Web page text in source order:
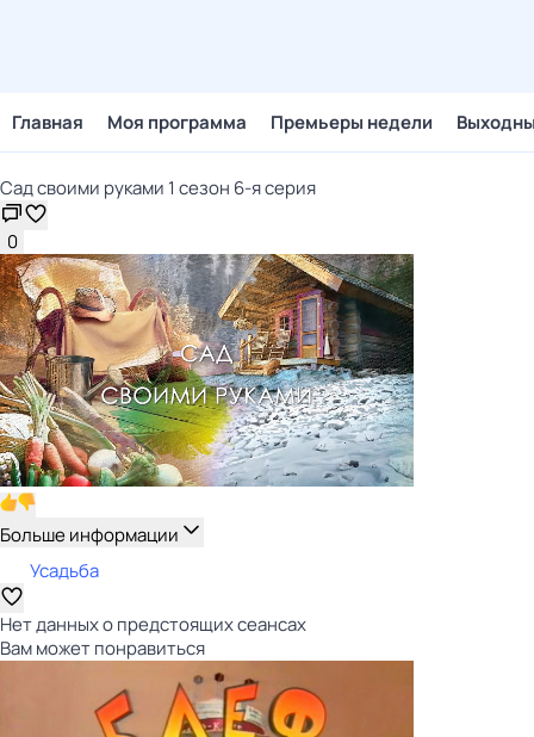
Главная Моя программа Премьеры недели
Сад своими руками 1 сезон 6-я серия
0
Больше информации
Усадьба
Нет данных о предстоящих сеансах
Вам может понравиться